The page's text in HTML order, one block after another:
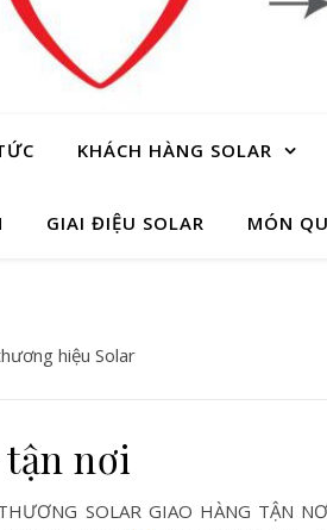
KHÁCH HÀNG SOLAR
GIAI ĐIỆU SOLAR MÓN
hiệu Solar
nơi
SOLAR GIAO HÀNG TẬN